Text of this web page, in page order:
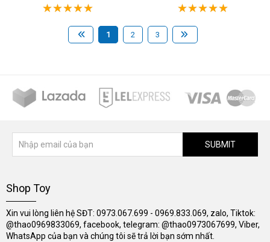
1 2 3
SUBMIT
Shop Toy
Xin vui lòng liên hệ SĐT: 0973.067.699 - 0969.833.069, zalo, Tiktok:
@thao0969833069, facebook, telegram: @thao0973067699, Viber,
WhatsApp của bạn và chúng tôi sẽ trả lời bạn sớm nhất.